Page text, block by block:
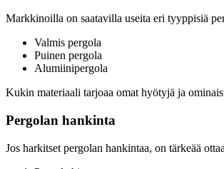
Markkinoilla on saatavilla useita eri tyyppisiä
Valmis pergola
Puinen pergola
Alumiinipergola
Kukin materiaali tarjoaa omat hyötyjä ja
Pergolan hankinta
Jos harkitset pergolan hankintaa, on tärkeää